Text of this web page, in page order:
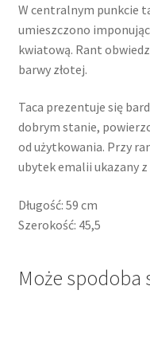
W centralnym punkcie
umieszczono
kwiatową. Rant
barwy złotej.
Taca prezentuje się
dobrym stanie,
od użytkowania. Przy
ubytek emalii ukazany
Długość: 59 cm
Szerokość: 45,5
Może